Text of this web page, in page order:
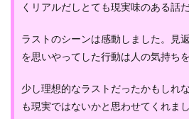
くリアルだしとても現実味のある話
ラストのシーンは感動しました。見
を思いやってした行動は人の気持ち
少し理想的なラストだったかもしれ
も現実ではないかと思わせてくれまし